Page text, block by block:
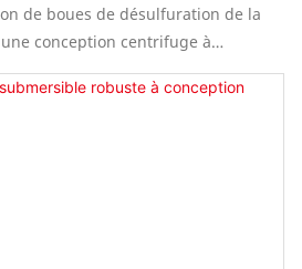
de boues de désulfuration de la
conception centrifuge à
à simple aspiration et à